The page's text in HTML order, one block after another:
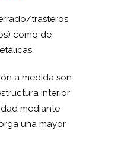
trasteros
como de
a medida son
interior
mediante
una mayor